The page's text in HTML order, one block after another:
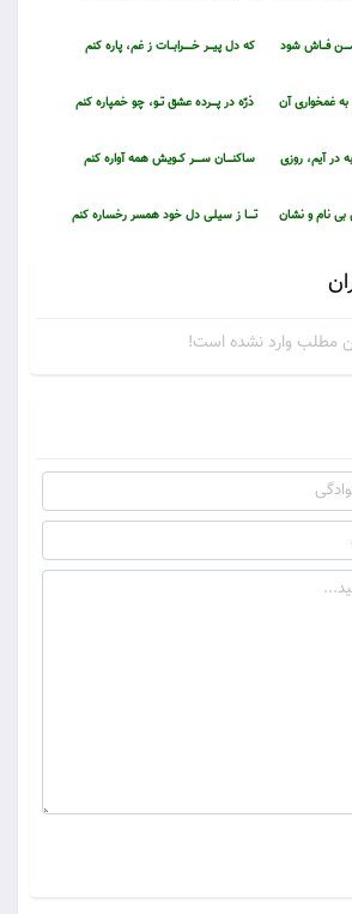
فـــاش شود كه دل پيــــر خـــــــرابـــات ز غم، پاره كنم
به غمخوارى آن ذرّه در پـــــرده عشق تــو، چو خمپاره كنم
به در آيم، روزى ساكنـــــان ســــــر كـــويش همه آواره كنم
بى نام و نشان تـــــا ز سيلـى دل خود همسر رخساره كنم
مطلب وارد نشده است!